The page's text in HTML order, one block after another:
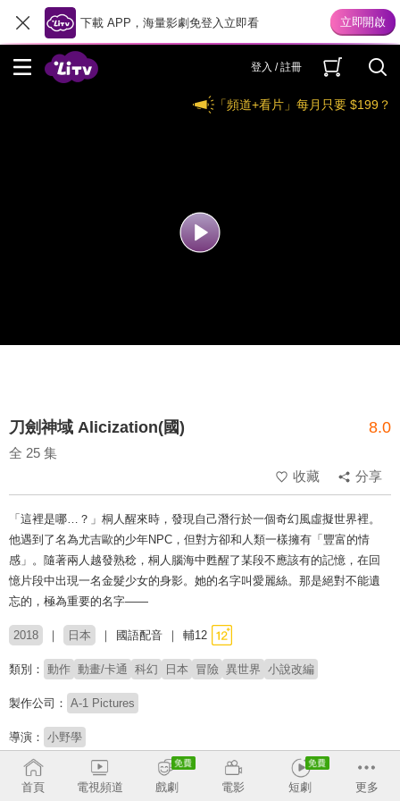
下載 APP，海量影劇免登入立即看
登入 / 註冊
「頻道+看片」每月只要 $199？
刀劍神域 Alicization(國) 8.0
全 25 集
收藏
分享
「這裡是哪…？」桐人醒來時，發現自己潛行於一個奇幻風虛擬世界裡。
他遇到了名為尤吉歐的少年NPC，但對方卻和人類一樣擁有「豐富的情
感」。隨著兩人越發熟稔，桐人腦海中甦醒了某段不應該有的記憶，在回
憶片段中出現一名金髮少女的身影。她的名字叫愛麗絲。那是絕對不能遺
忘的，極為重要的名字——
2018 日本 國語配音 輔12
類別： 動作 動畫/卡通 科幻 日本 冒險 異世界 小說改編
製作公司： A-1 Pictures
導演： 小野學
配音： 丘梅君
首頁 電視頻道 戲劇 電影 短劇 更多